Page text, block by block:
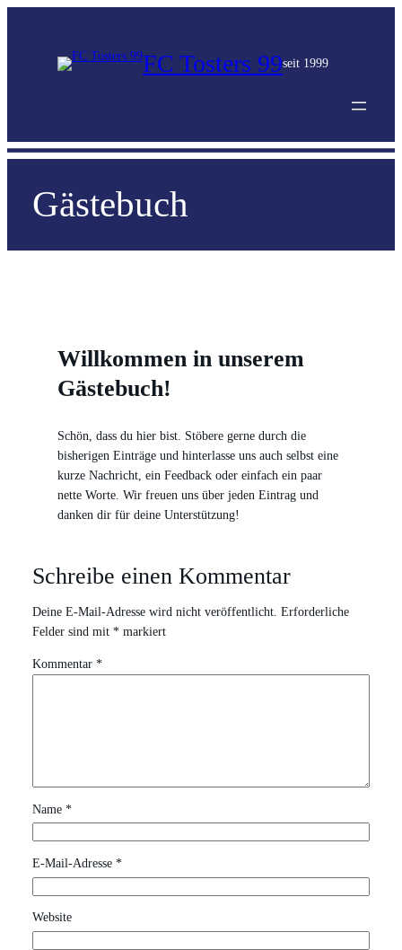
FC Tosters 99seit 1999
Gästebuch
Willkommen in unserem
Gästebuch!
Schön, dass du hier bist. Stöbere gerne durch die
bisherigen Einträge und hinterlasse uns auch selbst eine
kurze Nachricht, ein Feedback oder einfach ein paar
nette Worte. Wir freuen uns über jeden Eintrag und
danken dir für deine Unterstützung!
Schreibe einen Kommentar
Deine E-Mail-Adresse wird nicht veröffentlicht. Erforderliche
Felder sind mit * markiert
Kommentar *
Name *
E-Mail-Adresse *
Website